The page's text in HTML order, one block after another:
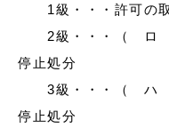
1級・・・許可の
2級・・・（ ロ
停止処分
3級・・・（ ハ
停止処分